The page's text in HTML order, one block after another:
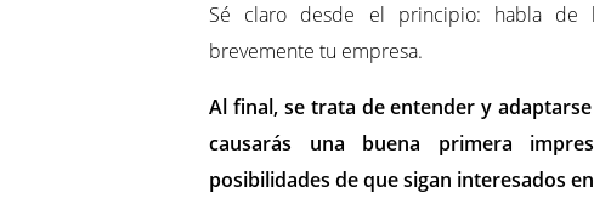
Sé claro desde el principio: habla de
brevemente tu empresa.
Al final, se trata de entender y
causarás una buena primera
posibilidades de que sigan interesados